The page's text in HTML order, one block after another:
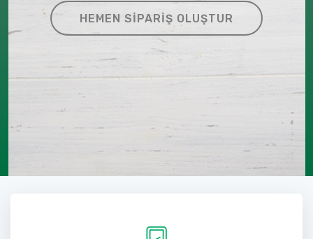
HEMEN SIPARIŞ OLUŞTUR